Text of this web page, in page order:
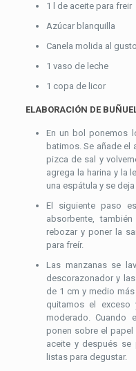
1 l de aceite para freir
Azúcar blanquilla
Canela molida al gusto
1 vaso de leche
1 copa de licor
ELABORACIÓN DE
En un bol ponemos
batimos. Se añade el
pizca de sal y
agrega la harina y la
una espátula y se
El siguiente paso
absorbente,
rebozar y poner la
para freír.
Las manzanas se
descorazonador y
de 1 cm y medio
quitamos el
moderado.
ponen sobre el
aceite y después se
listas para degustar.